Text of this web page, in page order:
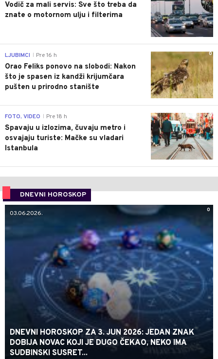
Vodič za mali servis: Sve što treba da
znate o motornom ulju i filterima
0
LJUBIMCI Pre 16 h
Orao Feliks ponovo na slobodi: Nakon
što je spasen iz kandži krijumčara
pušten u prirodno stanište
0
FOTO, VIDEO Pre 18 h
Spavaju u izlozima, čuvaju metro i
osvajaju turiste: Mačke su vladari
Istanbula
DNEVNI HOROSKOP
0
03.06.2026.
DNEVNI HOROSKOP ZA 3. JUN 2026: JEDAN ZNAK
DOBIJA NOVAC KOJI JE DUGO ČEKAO, NEKO IMA
SUDBINSKI SUSRET...